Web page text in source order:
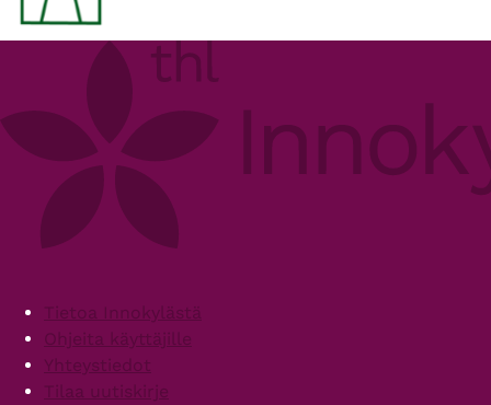
FooterTietoa Innokylästä
Ohjeita käyttäjille
Yhteystiedot
Tilaa uutiskirje